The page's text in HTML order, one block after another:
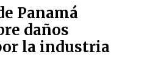
Panamá
daños
la industria